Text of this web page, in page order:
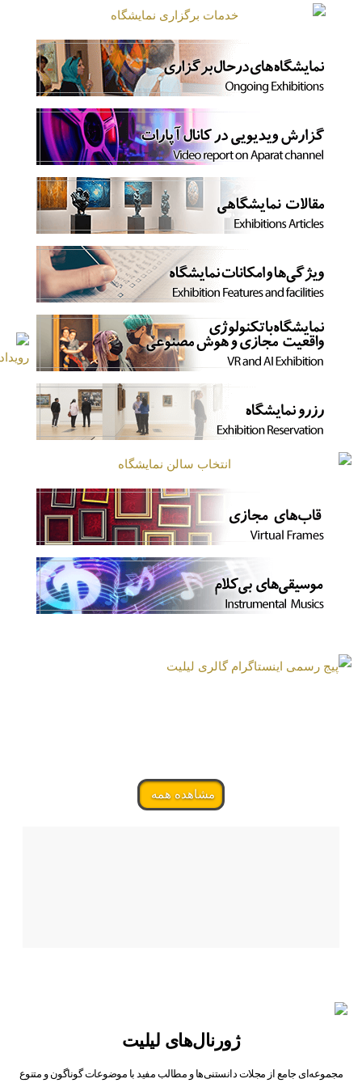
مشاهده همه
ژورنال‌های لیلیت
مجموعه‌ای جامع از مجلات دانستنی‌ها و مطالب مفید با موضوعات گوناگون و متنوع